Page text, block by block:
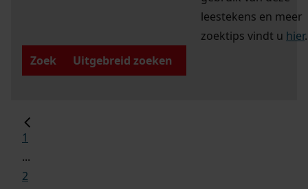
leestekens en meer
zoektips vindt u hier.
Zoek
Uitgebreid zoeken
1
...
2